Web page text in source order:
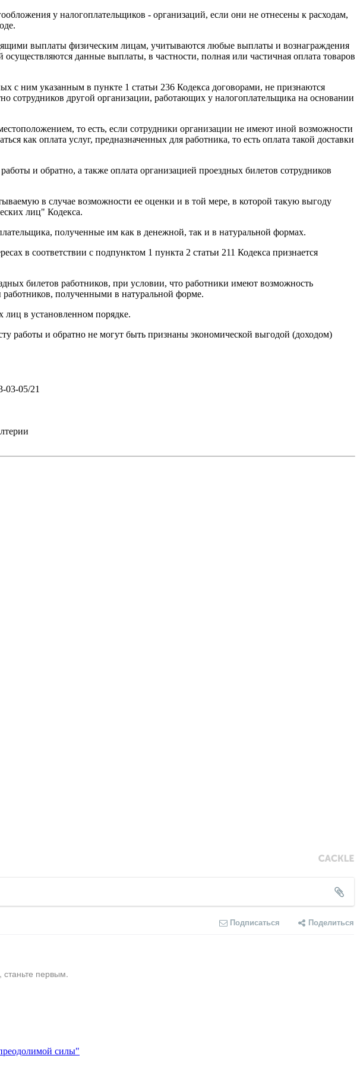
у налогоплательщиков - организаций, если они не отнесены к расходам,
выплаты физическим лицам, учитываются любые выплаты и вознаграждения
данные выплаты, в частности, полная или частичная оплата товаров
с ним указанным в пункте 1 статьи 236 Кодекса договорами, не признаются
сотрудников другой организации, работающих у налогоплательщика на основании
то есть, если сотрудники организации не имеют иной возможности
как оплата услуг, предназначенных для работника, то есть оплата такой доставки
и обратно, а также оплата организацией проездных билетов сотрудников
в случае возможности ее оценки и в той мере, в которой такую выгоду
лиц" Кодекса.
полученные им как в денежной, так и в натуральной формах.
в соответствии с подпунктом 1 пункта 2 статьи 211 Кодекса признается
билетов работников, при условии, что работники имеют возможность
работников, полученными в натуральной форме.
лиц в установленном порядке.
работы и обратно не могут быть признаны экономической выгодой (доходом)
03-05/21
Подписаться Поделиться
первым.
силы"